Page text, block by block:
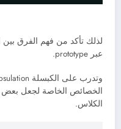
لذلك تأكد من فهم الفرق
عبر prototype.
الخصائص الخاصة لجعل بعض
الكلاس.